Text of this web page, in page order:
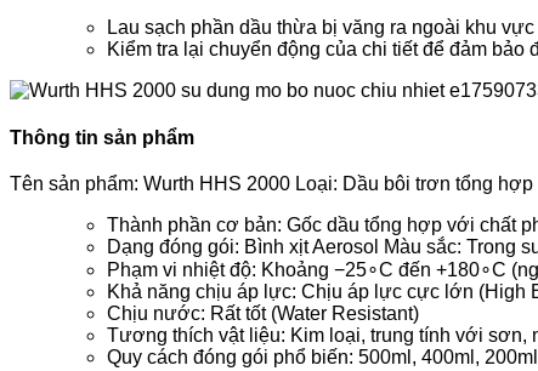
Lau sạch phần dầu thừa bị văng ra ngoài khu
Kiểm tra lại chuyển động của chi tiết để đảm bảo
Thông tin sản phẩm
Tên sản phẩm: Wurth HHS 2000 Loại: Dầu bôi trơn tổng
Thành phần cơ bản: Gốc dầu tổng hợp với chất
Dạng đóng gói: Bình xịt Aerosol Màu sắc: Trong
Phạm vi nhiệt độ: Khoảng −25∘C đến +180∘C
Khả năng chịu áp lực: Chịu áp lực cực lớn (High
Chịu nước: Rất tốt (Water Resistant)
Tương thích vật liệu: Kim loại, trung tính với sơn,
Quy cách đóng gói phổ biến: 500ml, 400ml, 200ml